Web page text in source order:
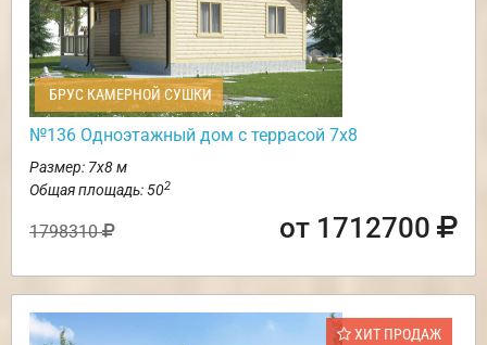
БРУС КАМЕРНОЙ СУШКИ
№136 Одноэтажный дом с террасой 7х8
Размер: 7х8 м
Общая площадь: 502
1798310 от 1712700
ХИТ ПРОДАЖ